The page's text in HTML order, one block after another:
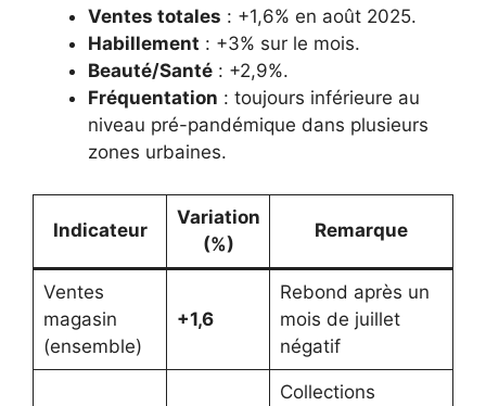
Ventes totales : +1,6% en août 2025.
Habillement : +3% sur le mois.
Beauté/Santé : +2,9%.
Fréquentation : toujours inférieure au
niveau pré-pandémique dans plusieurs
zones urbaines.
Indicateur
Variation
(%)
Remarque
Ventes
magasin
(ensemble)
+1,6
Rebond après un
mois de juillet
négatif
Collections